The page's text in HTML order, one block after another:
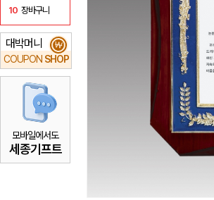
10 장바구니
대박머니
COUPON SHOP
₩
모바일에서도
세종기프트